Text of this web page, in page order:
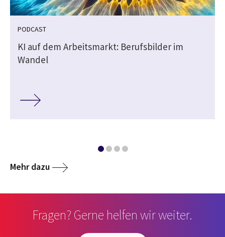
PODCAST
KI auf dem Arbeitsmarkt: Berufsbilder im
Wandel
Mehr dazu
Fragen? Gerne helfen wir weiter.